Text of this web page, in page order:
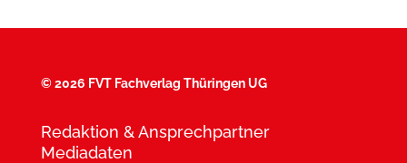
©2026 FVT Fachverlag Thüringen UG
Redaktion & Ansprechpartner
Mediadaten